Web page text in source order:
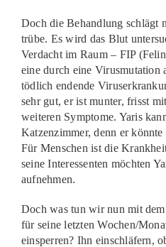
Doch die Behandlung schlägt
trübe. Es wird das Blut
Verdacht im Raum – FIP
eine durch eine Virusmutation
tödlich endende
sehr gut, er ist munter, frisst
weiteren Symptome. Yaris
Katzenzimmer, denn er könnte
Für Menschen ist die
seine Interessenten möchten
aufnehmen.
Doch was tun wir nun mit
für seine letzten Wochen/
einsperren? Ihn einschläfern,